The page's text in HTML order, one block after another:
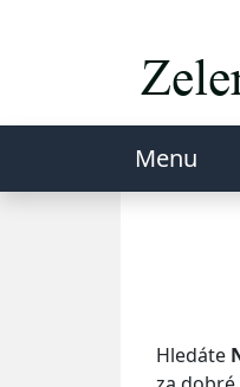
Menu
Hledáte